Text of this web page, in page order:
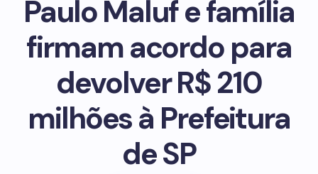
Paulo Maluf e família
firmam acordo para
devolver R$ 210
milhões à Prefeitura
de SP